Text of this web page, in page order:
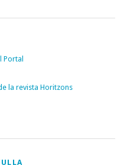
Portal
la revista Horitzons